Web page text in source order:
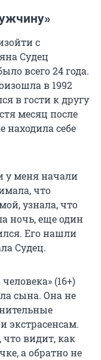
с
Судец
всего 24 года.
в 1992
в гости к другу
месяц после
находила себе
у меня начали
что
узнала, что
ночь, еще один
Его нашли
Судец.
(16+)
сына. Она не
экстрасенсам.
видит, как
а обратно не